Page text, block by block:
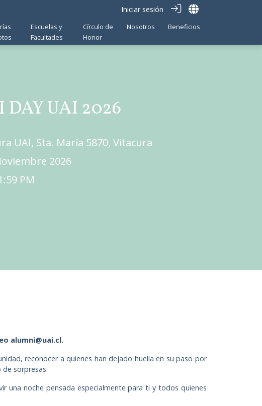
Iniciar sesión
Escuelas y
Facultades
Círculo de
Honor
Nosotros Beneficios
UAI 2026
UAI, Sta. María 5870, Vitacura
2026
PM
alumni@uai.cl.
reconocer a quienes han dejado huella en su paso por
sorpresas.
una noche pensada especialmente para ti y todos quienes